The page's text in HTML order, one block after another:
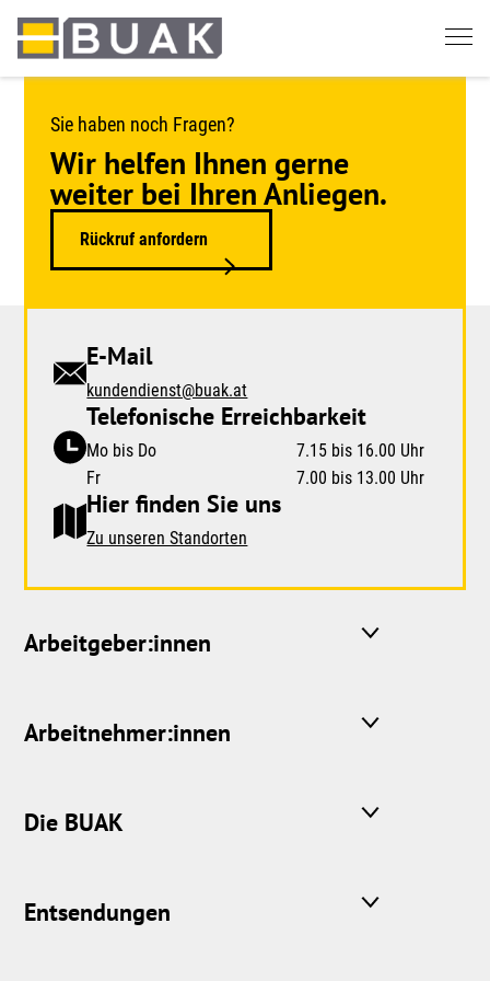
Springe
zum
Sie haben noch Fragen?
Wir helfen Ihnen gerne
weiter bei Ihren Anliegen.
Rückruf anfordern
E-Mail
kundendienst@buak.at
Telefonische Erreichbarkeit
Mo bis Do
7.15 bis 16.00 Uhr
Fr
7.00 bis 13.00 Uhr
Hier finden Sie uns
Zu unseren Standorten
Arbeitgeber:innen
Arbeitnehmer:innen
Die BUAK
Entsendungen